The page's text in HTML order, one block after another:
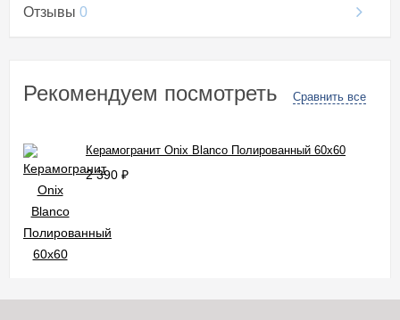
Отзывы 0
Рекомендуем посмотреть Сравнить все
Керамогранит Onix Blanco Полированный 60x60
2 390 ₽